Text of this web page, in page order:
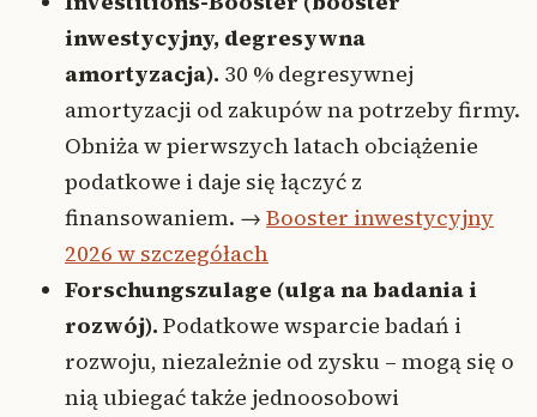
inwestycyjny, degresywna
amortyzacja). 30 % degresywnej
amortyzacji od zakupów na potrzeby firmy.
Obniża w pierwszych latach obciążenie
podatkowe i daje się łączyć z
finansowaniem. → Booster inwestycyjny
2026 w szczegółach
Forschungszulage (ulga na badania i
rozwój). Podatkowe wsparcie badań i
rozwoju, niezależnie od zysku – mogą się o
nią ubiegać także jednoosobowi